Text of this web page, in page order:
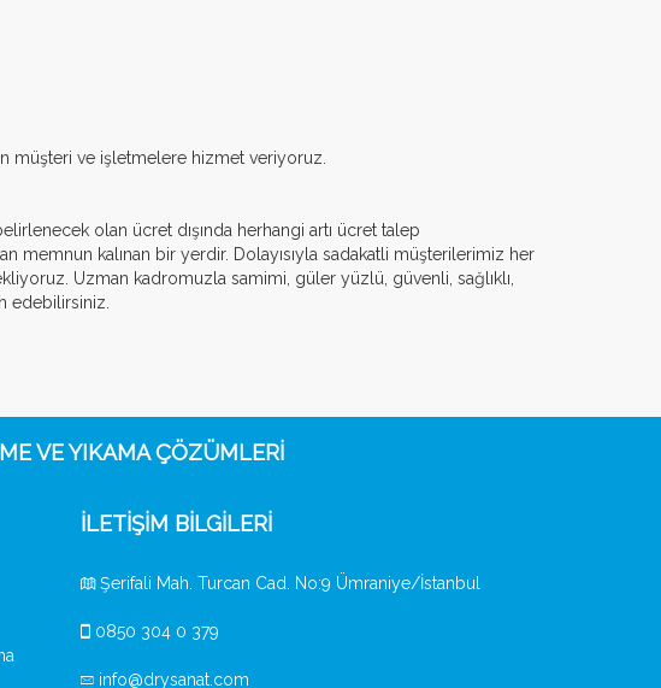
müşteri ve işletmelere hizmet veriyoruz.
olan ücret dışında herhangi artı ücret talep
kalınan bir yerdir. Dolayısıyla sadakatli müşterilerimiz her
Uzman kadromuzla samimi, güler yüzlü, güvenli, sağlıklı,
edebilirsiniz.
VE YIKAMA ÇÖZÜMLERI
İLETİŞİM BİLGİLERİ
Şerifali Mah. Turcan Cad. No:9 Ümraniye/İstanbul
0850 304 0 379
info@drysanat.com